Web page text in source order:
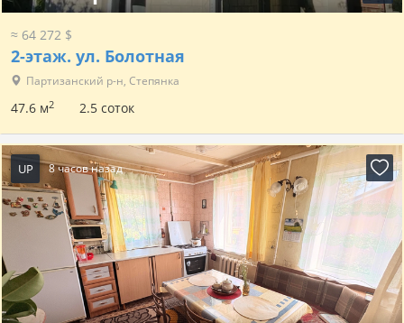
≈ 64 272 $
2-этаж. ул. Болотная
Партизанский р-н, Степянка
47.6 м2 2.5 соток
UP 8 часов назад